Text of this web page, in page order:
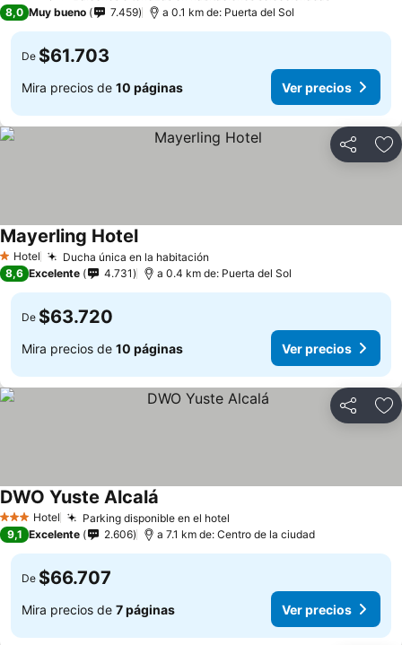
8,0 Muy bueno 7.459 a 0.1 km de: Puerta del Sol
De $61.703
Mira precios de 10 páginas Ver precios
Compartir
1 Estrellas
Hotel Ducha única en la habitación
Mayerling Hotel
8,6 Excelente 4.731 a 0.4 km de: Puerta del Sol
De $63.720
Mira precios de 10 páginas Ver precios
Compartir
3 Estrellas
Hotel Parking disponible en el hotel
DWO Yuste Alcalá
9,1 Excelente 2.606 a 7.1 km de: Centro de la ciudad
De $66.707
Mira precios de 7 páginas Ver precios